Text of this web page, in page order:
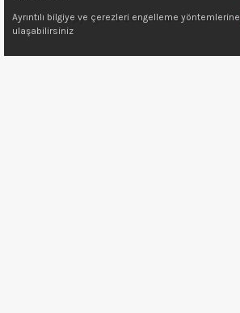
Copyright © 2022 7kat.com.tr
Ayrıntılı bilgiye ve çerezleri engelleme yöntemlerine
ulaşabilirsiniz